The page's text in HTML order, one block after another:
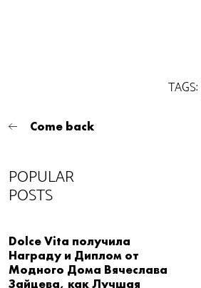
TAGS:
Come back
POPULAR
POSTS
Dolce Vita получила
Награду и Диплом от
Модного Дома Вячеслава
Зайцева, как Лучшая